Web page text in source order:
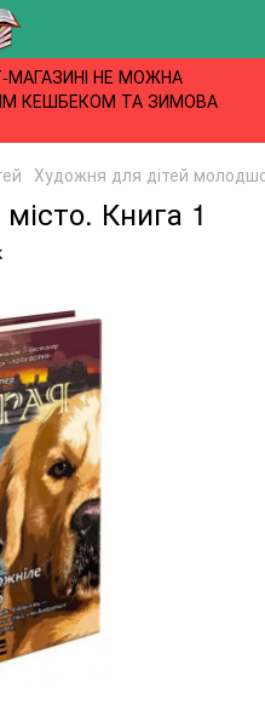
НЕ МОЖНА
КЕШБЕКОМ ТА ЗИМОВА
Художня для дітей
Книга 1